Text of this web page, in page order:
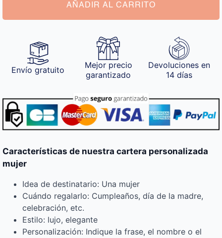
AÑADIR AL CARRITO
Envío gratuito
Mejor precio
garantizado
Devoluciones en
14 días
Características de nuestra cartera personalizada
mujer
Idea de destinatario: Una mujer
Cuándo regalarlo: Cumpleaños, día de la madre,
celebración, etc.
Estilo: lujo, elegante
Personalización: Indique la frase, el nombre o el